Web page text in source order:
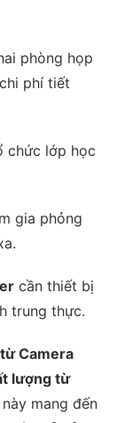
phòng họp
phí tiết
chức lớp học
gia phỏng
cần thiết bị
trung thực.
Camera
lượng từ
mang đến